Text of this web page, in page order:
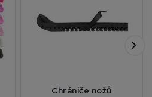
Chrániče nožů